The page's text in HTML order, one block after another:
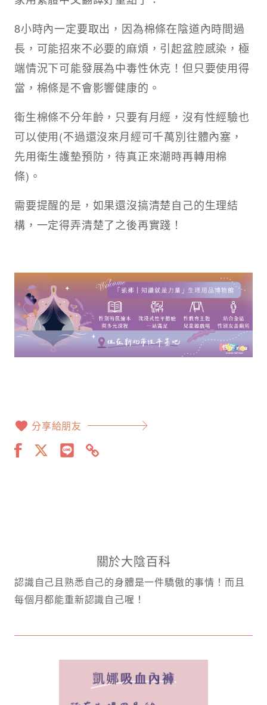
8小時內一定要取出，因為棉條在陰道內時間過
長，可能招來不必要的麻煩，引起盆腔感染，極
端情況下可能發展為中毒性休克！但只要使用得
當，棉條是不會影響健康的。
衛生棉條不分年齡，只要有月經，沒有性經驗也
可以使用(不過還沒來月經可千萬別往體內塞，
先用衛生護墊預防，待真正來潮時再轉用棉
條)。
需要提醒的是，如果還沒搞清楚自己的生理結
構，一定得弄清楚了之後再實踐！
分享給朋友
關於大陰百科
認識自己且熟悉自己的身體是一件驕傲的事情！而且
每個月都能重新認識自己喔！